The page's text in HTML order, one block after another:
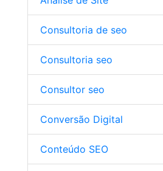
Consultoria de seo
Consultoria seo
Consultor seo
Conversão Digital
Conteúdo SEO